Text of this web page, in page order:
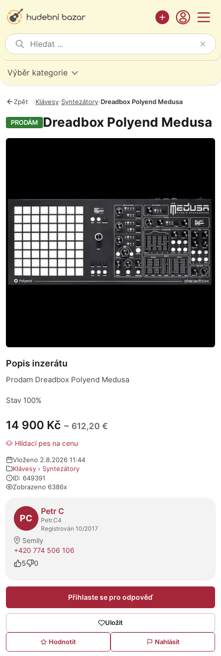
Výběr kategorie
Zpět ›Klávesy›Syntezátory›Dreadbox Polyend Medusa
PRODÁM Dreadbox Polyend Medusa
Fotografie
14 900 Kč ~ 612,20 €
🐶 Hlídací pes na cenu
Vloženo 2.8.2026 11:44
Klávesy › Syntezátory
ID: 649391
Zobrazeno 6386x
O prodejci
PC
Petr C
Petr.C4
Registrován 10/2017
Semily
+420 774 506 106
5
0
Přihlaste se pro odpověď
Uložit
Hodnotit Nahlásit
Popis inzerátu
Prodam Dreadbox Polyend Medusa
Stav 100%